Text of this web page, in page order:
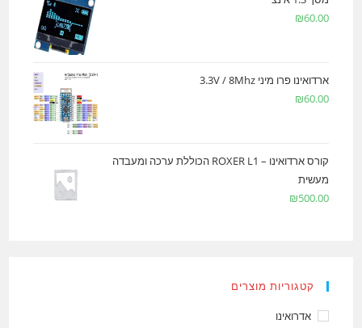
₪60.00
ארדואינו פרו מיני 3.3V / 8Mhz
₪60.00
קורס ארדואינו – ROXER L1 הכוללת ערכה ומעבדה
מעשית
₪500.00
קטגוריות מוצרים
אדרואינו